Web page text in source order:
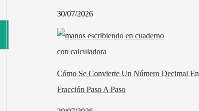
30/07/2026
Cómo Se Convierte Un Número Decimal En
Fracción Paso A Paso